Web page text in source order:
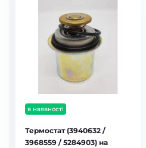
в наявності
Термостат (3940632 /
3968559 / 5284903) на